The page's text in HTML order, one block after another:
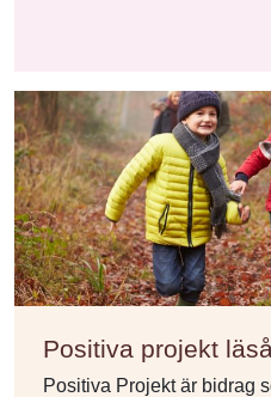
Positiva projekt
Positiva Projekt är bidrag